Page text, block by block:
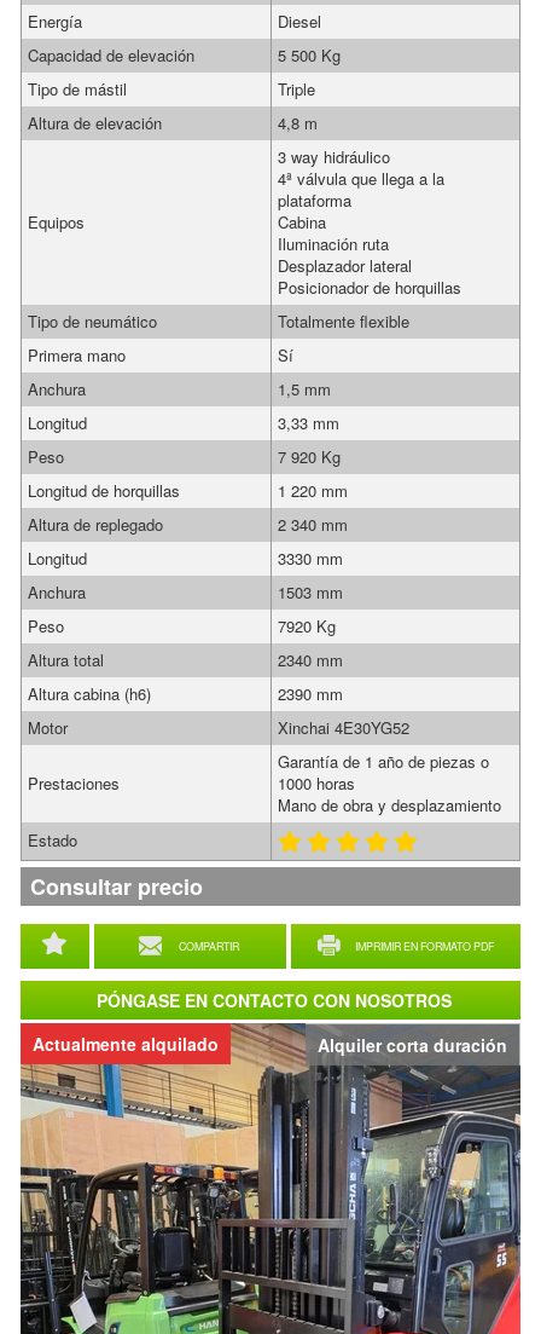
Alquiler corta duración
Actualmente alquilado
COMPARTIR IMPRIMIR EN FORMATO PDF
Energía
Diesel
Capacidad de elevación
5 500 Kg
Tipo de mástil
Triple
Altura de elevación
4,8 m
Equipos
3 way hidráulico
4ª válvula que llega a la
plataforma
Cabina
Iluminación ruta
Desplazador lateral
Posicionador de horquillas
Tipo de neumático
Totalmente flexible
Primera mano
Sí
Anchura
1,5 mm
Longitud
3,33 mm
Peso
7 920 Kg
Longitud de horquillas
1 220 mm
Altura de replegado
2 340 mm
Longitud
3330 mm
Anchura
1503 mm
Peso
7920 Kg
Altura total
2340 mm
Altura cabina (h6)
2390 mm
Motor
Xinchai 4E30YG52
Prestaciones
Garantía de 1 año de piezas o
1000 horas
Mano de obra y desplazamiento
Estado
Consultar precio
PÓNGASE EN CONTACTO CON NOSOTROS